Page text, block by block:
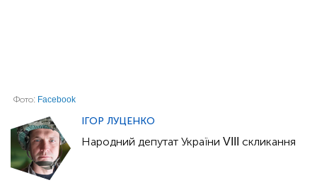
Фото: Facebook
ІГОР ЛУЦЕНКО
Народний депутат України VIII скликання